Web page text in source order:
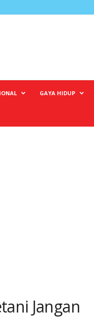
GAYA HIDUP
Jangan